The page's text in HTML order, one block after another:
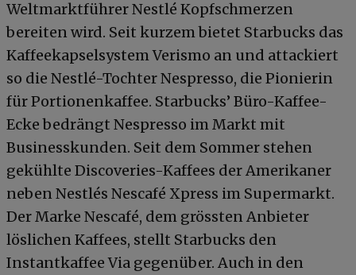
Weltmarktführer Nestlé Kopfschmerzen
bereiten wird. Seit kurzem bietet Starbucks das
Kaffeekapselsystem Verismo an und attackiert
so die Nestlé-Tochter Nespresso, die Pionierin
für Portionenkaffee. Starbucks’ Büro-Kaffee-
Ecke bedrängt Nespresso im Markt mit
Businesskunden. Seit dem Sommer stehen
gekühlte Discoveries-Kaffees der Amerikaner
neben Nestlés Nescafé Xpress im Supermarkt.
Der Marke Nescafé, dem grössten Anbieter
löslichen Kaffees, stellt Starbucks den
Instantkaffee Via gegenüber. Auch in den